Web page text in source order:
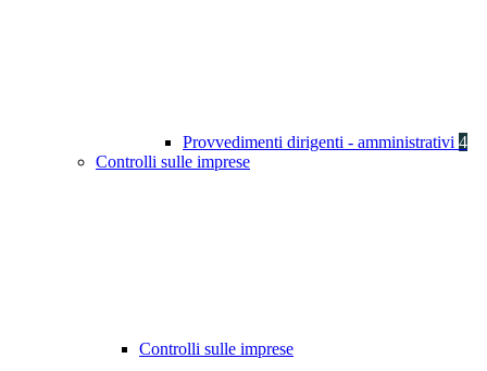
Provvedimenti dirigenti - amministrativi 4
Controlli sulle imprese
Controlli sulle imprese